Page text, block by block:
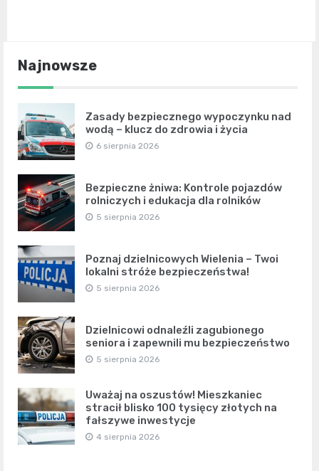
Najnowsze
Zasady bezpiecznego wypoczynku nad
wodą – klucz do zdrowia i życia
6 sierpnia 2026
Bezpieczne żniwa: Kontrole pojazdów
rolniczych i edukacja dla rolników
5 sierpnia 2026
Poznaj dzielnicowych Wielenia – Twoi
lokalni stróże bezpieczeństwa!
5 sierpnia 2026
Dzielnicowi odnaleźli zagubionego
seniora i zapewnili mu bezpieczeństwo
5 sierpnia 2026
Uważaj na oszustów! Mieszkaniec
stracił blisko 100 tysięcy złotych na
fałszywe inwestycje
4 sierpnia 2026